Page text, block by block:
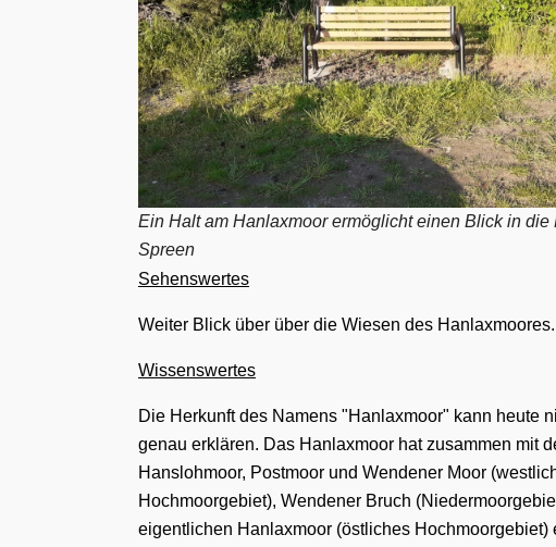
Ein Halt am Hanlaxmoor ermöglicht einen Blick in die
Spreen
Sehenswertes
Weiter Blick über über die Wiesen des Hanlaxmoores.
Wissenswertes
Die Herkunft des Namens "Hanlaxmoor" kann heute
genau erklären. Das Hanlaxmoor hat zusammen mit
Hanslohmoor, Postmoor und Wendener Moor
Hochmoorgebiet), Wendener Bruch
eigentlichen Hanlaxmoor (östliches Hochmoorgebiet)